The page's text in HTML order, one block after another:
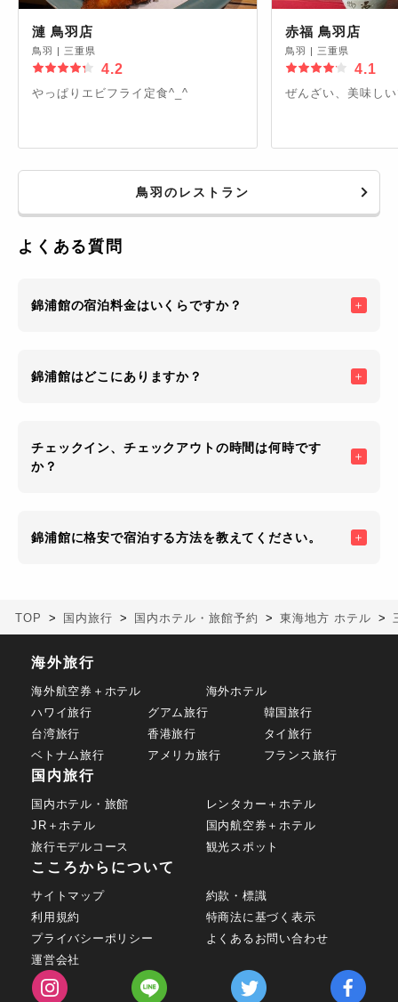
漣 鳥羽店
鳥羽 | 三重県
4.2
やっぱりエビフライ定食^_^
赤福 鳥羽店
鳥羽 | 三重県
4.1
ぜんざい、美味し
鳥羽のレストラン
よくある質問
錦浦館の宿泊料金はいくらですか？
錦浦館はどこにありますか？
チェックイン、チェックアウトの時間は何時です
か？
錦浦館に格安で宿泊する方法を教えてください。
TOP 国内旅行 国内ホテル・旅館予約 東海地方 ホテル
海外旅行
海外航空券＋ホテル
海外ホテル
ハワイ旅行
グアム旅行
韓国旅行
台湾旅行
香港旅行
タイ旅行
ベトナム旅行
アメリカ旅行 フランス旅行
国内旅行
国内ホテル・旅館
レンタカー＋ホテル
JR＋ホテル
国内航空券＋ホテル
旅行モデルコース
観光スポット
こころからについて
サイトマップ
約款・標識
利用規約
特商法に基づく表示
プライバシーポリシー
よくあるお問い合わせ
運営会社